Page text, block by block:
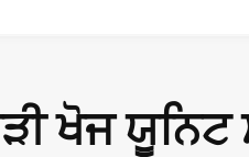
ਖੋਜ ਯੂਨਿਟ